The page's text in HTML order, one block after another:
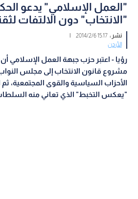
"العمل الإسلامي" يدعو
"الانتخاب" دون الالتفات
نشر :15:17 2014/2/6
|
الأردن
رؤيا - اعتبر حزب جبهة العمل الإسلامي
مشروع قانون الانتخاب إلى مجلس
الأحزاب السياسية والقوى المجتمعية،
"يعكس التخبط" الذي تعاني منه